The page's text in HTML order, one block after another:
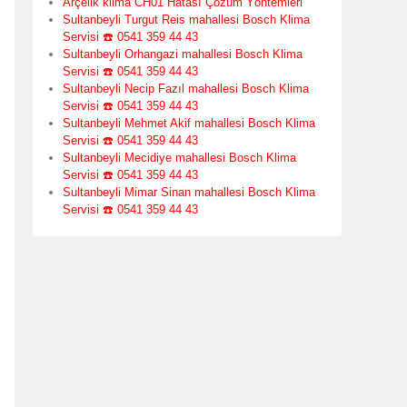
Sultanbeyli Turgut Reis mahallesi Bosch Klima
Servisi ☎️ 0541 359 44 43
Sultanbeyli Orhangazi mahallesi Bosch Klima
Servisi ☎️ 0541 359 44 43
Sultanbeyli Necip Fazıl mahallesi Bosch Klima
Servisi ☎️ 0541 359 44 43
Sultanbeyli Mehmet Akif mahallesi Bosch Klima
Servisi ☎️ 0541 359 44 43
Sultanbeyli Mecidiye mahallesi Bosch Klima
Servisi ☎️ 0541 359 44 43
Sultanbeyli Mimar Sinan mahallesi Bosch Klima
Servisi ☎️ 0541 359 44 43